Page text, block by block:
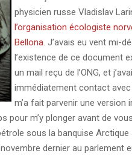
physicien russe Vladislav
l’organisation écologiste
Bellona. J’avais eu vent mi-
l’existence de ce document
un mail reçu de l’ONG, et
immédiatement contact avec
m’a fait parvenir une version
pour m’y plonger avant de
sous la banquise Arctique
dernier au parlement